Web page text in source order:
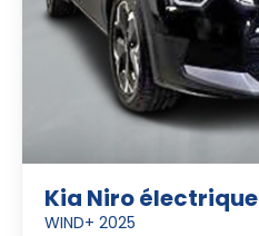
Kia Niro électrique
WIND+ 2025